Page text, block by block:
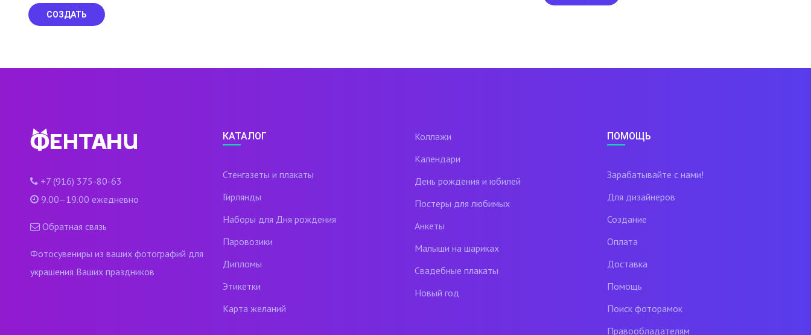
СОЗДАТЬ
+7 (916) 375-80-63
9.00–19.00 ежедневно
Обратная связь
Фотосувениры из ваших фотографий для
украшения Ваших праздников
КАТАЛОГ
Стенгазеты и плакаты
Гирлянды
Наборы для Дня рождения
Паровозики
Дипломы
Этикетки
Карта желаний
Коллажи
Календари
День рождения и юбилей
Постеры для любимых
Анкеты
Малыши на шариках
Свадебные плакаты
Новый год
ПОМОЩЬ
Зарабатывайте с нами!
Для дизайнеров
Создание
Оплата
Доставка
Помощь
Поиск фоторамок
Правообладателям